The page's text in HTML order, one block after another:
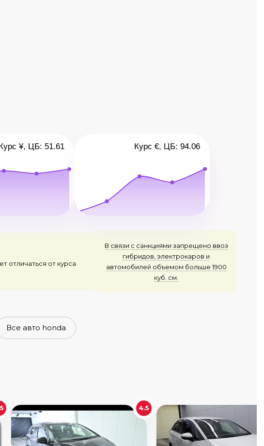
¥, ЦБ: 51.61 Курс €, ЦБ: 94.06
отличаться от курса
В связи с санкциями запрещено ввоз
гибридов, электрокаров и
автомобилей объемом больше 1900
куб. см.
Все авто honda
4.5